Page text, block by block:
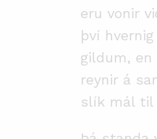
eru vonir
því
gildum,
reynir á
slík mál til